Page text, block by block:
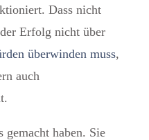
Dass nicht
Erfolg nicht über
überwinden muss,
auch
gemacht haben. Sie